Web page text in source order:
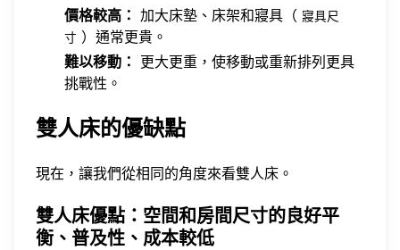
價格較高： 加大床墊、床架和寢具（ 寢具尺
寸 ）通常更貴。
難以移動： 更大更重，使移動或重新排列更具
挑戰性。
雙人床的優缺點
現在，讓我們從相同的角度來看雙人床。
雙人床優點：空間和房間尺寸的良好平
衡、普及性、成本較低